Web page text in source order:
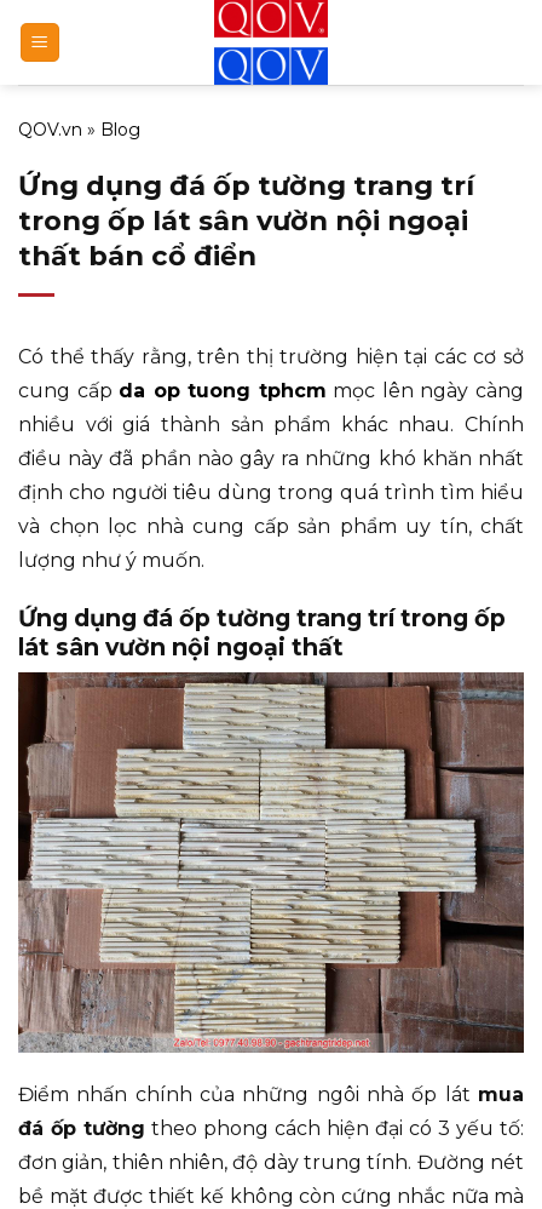
qua
nội
dung
QOV.vn » Blog
Ứng dụng đá ốp tường trang trí
trong ốp lát sân vườn nội ngoại
thất bán cổ điển
Có thể thấy rằng, trên thị trường hiện tại các cơ sở
cung cấp da op tuong tphcm mọc lên ngày càng
nhiều với giá thành sản phẩm khác nhau. Chính
điều này đã phần nào gây ra những khó khăn nhất
định cho người tiêu dùng trong quá trình tìm hiểu
và chọn lọc nhà cung cấp sản phẩm uy tín, chất
lượng như ý muốn.
Ứng dụng đá ốp tường trang trí trong ốp
lát sân vườn nội ngoại thất
Điểm nhấn chính của những ngôi nhà ốp lát mua
đá ốp tường theo phong cách hiện đại có 3 yếu tố:
đơn giản, thiên nhiên, độ dày trung tính. Đường nét
bề mặt được thiết kế không còn cứng nhắc nữa mà